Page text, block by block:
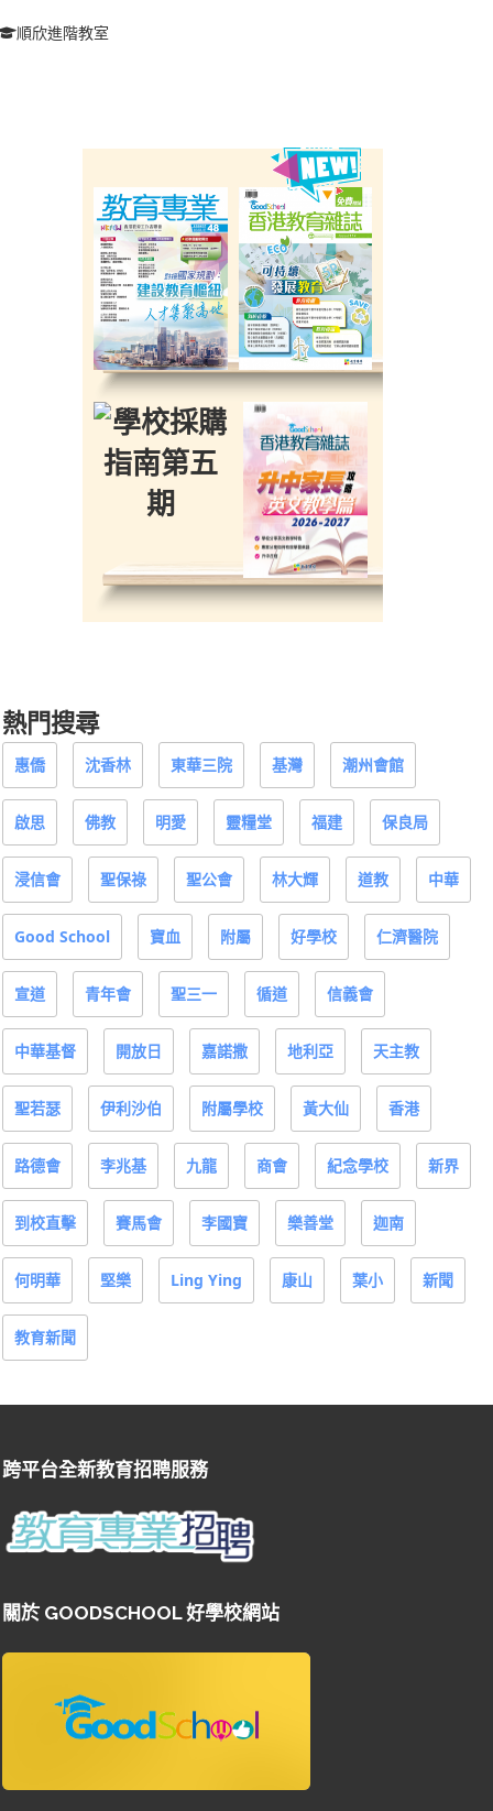
順欣進階教室
熱門搜尋
惠僑 沈香林 東華三院 基灣 潮州會館
啟思 佛教 明愛 靈糧堂 福建 保良局
浸信會 聖保祿 聖公會 林大輝 道教 中華
Good School 寶血 附屬 好學校 仁濟醫院
宣道 青年會 聖三一 循道 信義會
中華基督 開放日 嘉諾撒 地利亞 天主教
聖若瑟 伊利沙伯 附屬學校 黃大仙 香港
路德會 李兆基 九龍 商會 紀念學校 新界
到校直擊 賽馬會 李國寶 樂善堂 迦南
何明華 堅樂 Ling Ying 康山 葉小 新聞
教育新聞
跨平台全新教育招聘服務
關於 GOODSCHOOL 好學校網站